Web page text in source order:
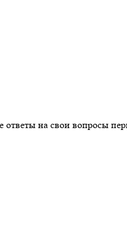
ответы на свои вопросы